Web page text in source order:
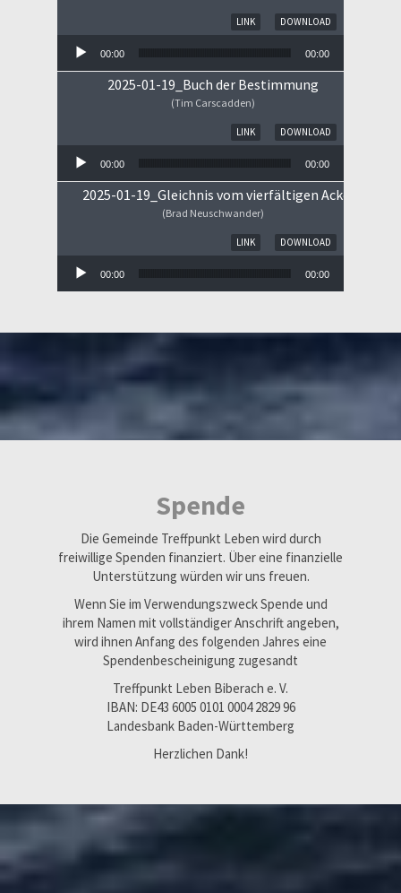
DOWNLOAD
LINK
00:00 00:00
2025-01-19_Buch der Bestimmung
(Tim Carscadden)
DOWNLOAD
LINK
00:00 00:00
2025-01-19_Gleichnis vom vierfältigen Ackerboden
(Brad Neuschwander)
DOWNLOAD
LINK
00:00 00:00
Spende
Die Gemeinde Treffpunkt Leben wird durch
freiwillige Spenden finanziert. Über eine finanzielle
Unterstützung würden wir uns freuen.
Wenn Sie im Verwendungszweck Spende und
ihrem Namen mit vollständiger Anschrift angeben,
wird ihnen Anfang des folgenden Jahres eine
Spendenbescheinigung zugesandt
Treffpunkt Leben Biberach e. V.
IBAN: DE43 6005 0101 0004 2829 96
Landesbank Baden-Württemberg
Herzlichen Dank!